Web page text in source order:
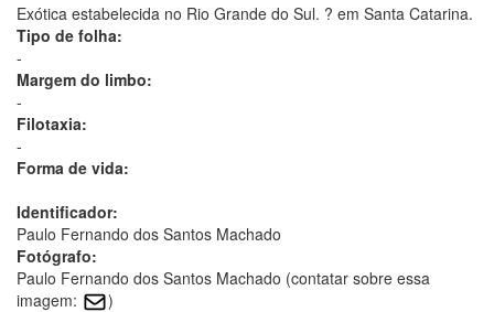
Exótica estabelecida no Rio Grande do Sul. ? em Santa Catarina.
Tipo de folha:
-
Margem do limbo:
-
Filotaxia:
-
Forma de vida:
Identificador:
Paulo Fernando dos Santos Machado
Fotógrafo:
Paulo Fernando dos Santos Machado (contatar sobre essa
imagem:
)